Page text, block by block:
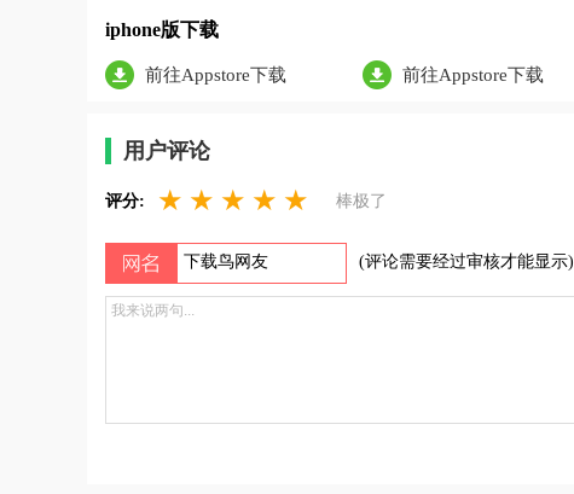
iphone版下载
前往Appstore下载 前往Appstore下载
用户评论
评分: ★ ★ ★ ★ ★ 棒极了
(评论需要经过审核才能显示)